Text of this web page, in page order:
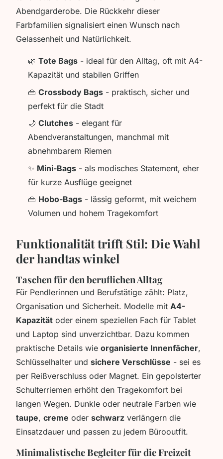
Abendgarderobe. Die Rückkehr dieser
Farbfamilien signalisiert einen Wunsch nach
Gelassenheit und Natürlichkeit.
🌿 Tote Bags - ideal für den Alltag, oft mit A4-
Kapazität und stabilen Griffen
👜 Crossbody Bags - praktisch, sicher und
perfekt für die Stadt
🌙 Clutches - elegant für
Abendveranstaltungen, manchmal mit
abnehmbarem Riemen
✨ Mini-Bags - als modisches Statement, eher
für kurze Ausflüge geeignet
👜 Hobo-Bags - lässig geformt, mit weichem
Volumen und hohem Tragekomfort
Funktionalität trifft Stil: Die Wahl
der handtas winkel
Taschen für den beruflichen Alltag
Für Pendlerinnen und Berufstätige zählt: Platz,
Organisation und Sicherheit. Modelle mit A4-
Kapazität oder einem speziellen Fach für Tablet
und Laptop sind unverzichtbar. Dazu kommen
praktische Details wie organisierte Innenfächer,
Schlüsselhalter und sichere Verschlüsse - sei es
per Reißverschluss oder Magnet. Ein gepolsterter
Schulterriemen erhöht den Tragekomfort bei
langen Wegen. Dunkle oder neutrale Farben wie
taupe, creme oder schwarz verlängern die
Einsatzdauer und passen zu jedem Bürooutfit.
Minimalistische Begleiter für die Freizeit